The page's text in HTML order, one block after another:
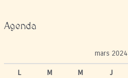
Agenda
mars 2024
L M M J